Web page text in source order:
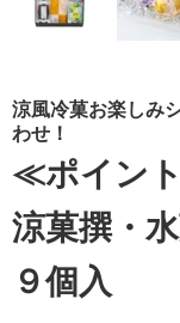
涼風冷菓お楽しみ
わせ！
≪ポイン
涼菓撰・
９個入